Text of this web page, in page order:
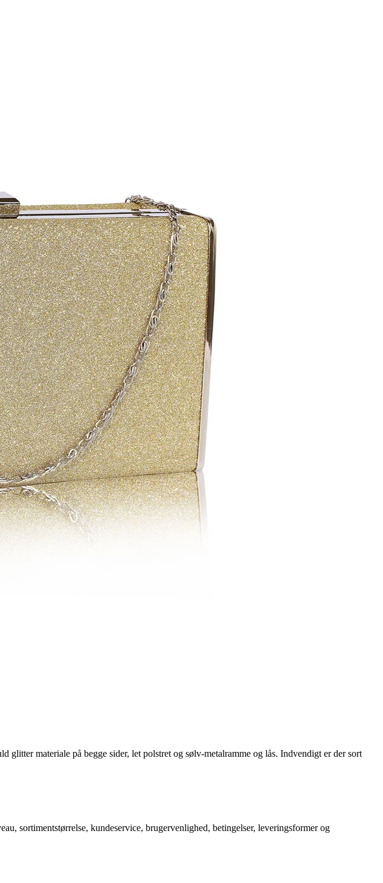
glitter materiale på begge sider, let polstret og sølv-metalramme og lås. Indvendigt er der sort
sortimentstørrelse, kundeservice, brugervenlighed, betingelser, leveringsformer og